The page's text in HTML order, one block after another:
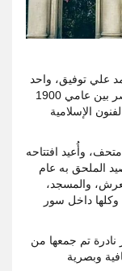
علي توفيق، واحد
من أجمل المتاحف والقصور في مصر. شُيد القصر بين عامي 1900
الإسلامية
وأُعيد افتتاحه
متحف الصيد الملحق به عام
والمسجد،
وكلها داخل سور
نادرة تم جمعها من
وبصرية